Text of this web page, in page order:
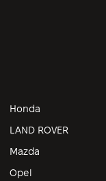
Honda
LAND ROVER
Mazda
Opel